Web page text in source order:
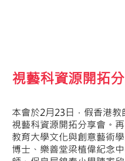
視藝科資源開拓
本會於2月23日，假香港教
視藝科資源開拓分享會。
教育大學文化與創意藝術
博士、樂善堂梁植偉紀念